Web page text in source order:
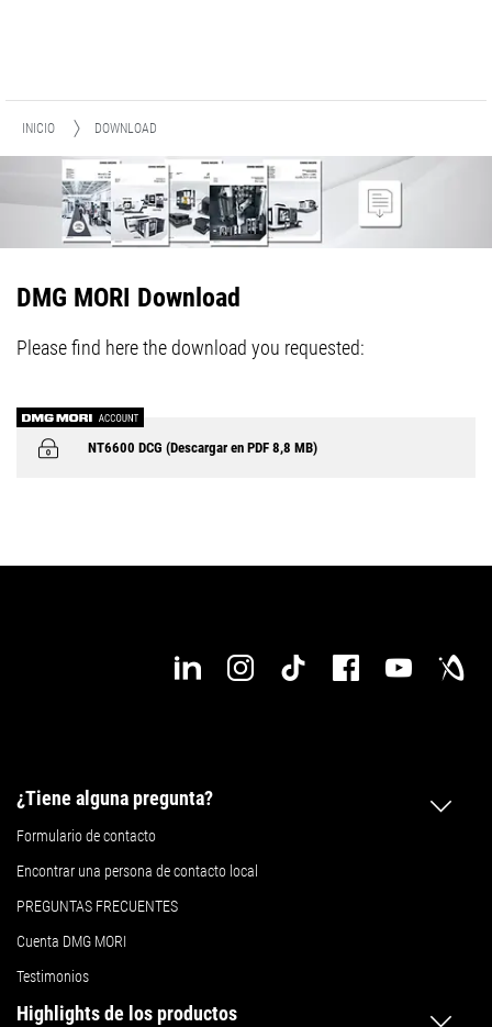
INICIO DOWNLOAD
DMG MORI Download
Please find here the download you requested:
NT6600 DCG (Descargar en PDF 8,8 MB)
¿Tiene alguna pregunta?
Formulario de contacto
Encontrar una persona de contacto local
PREGUNTAS FRECUENTES
Cuenta DMG MORI
Testimonios
Highlights de los productos